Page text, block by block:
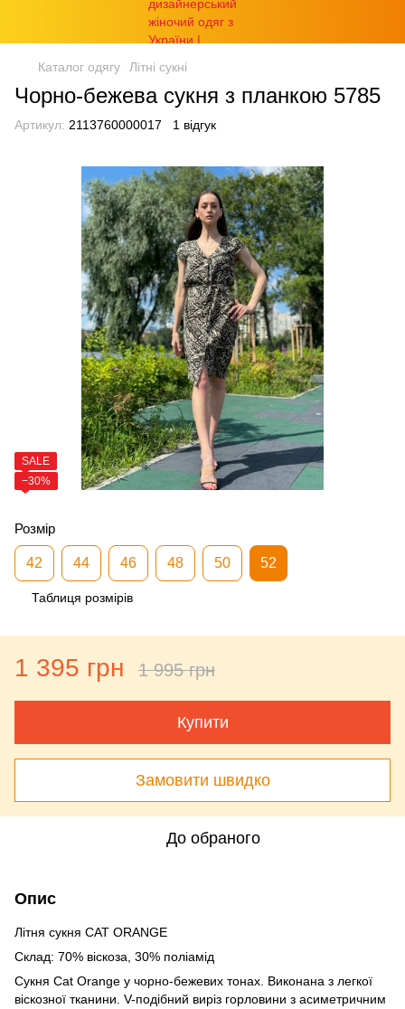
Каталог одягу Літні сукні
Чорно-бежева сукня з планкою 5785
Артикул: 2113760000017 1 відгук
SALE
−30%
Розмір
42 44 46 48 50 52
Таблиця розмірів
1 395 грн 1 995 грн
Купити
Замовити швидко
До обраного
Опис
Літня сукня CAT ORANGE
Склад: 70% віскоза, 30% поліамід
Сукня Cat Orange у чорно-бежевих тонах. Виконана з легкої
віскозної тканини. V-подібний виріз горловини з асиметричним